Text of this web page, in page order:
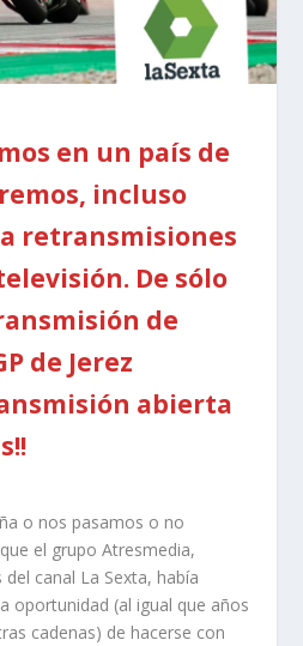
en un país de
incluso
retransmisiones
De sólo
de
de Jerez
abierta
o nos pasamos o no
el grupo Atresmedia,
canal La Sexta, había
oportunidad (al igual que años
cadenas) de hacerse con